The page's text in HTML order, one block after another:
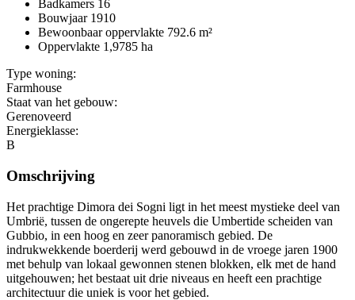
Badkamers 16
Bouwjaar 1910
Bewoonbaar oppervlakte 792.6 m²
Oppervlakte 1,9785 ha
Type woning:
Farmhouse
Staat van het gebouw:
Gerenoveerd
Energieklasse:
B
Omschrijving
Het prachtige Dimora dei Sogni ligt in het meest mystieke deel van
Umbrië, tussen de ongerepte heuvels die Umbertide scheiden van
Gubbio, in een hoog en zeer panoramisch gebied. De
indrukwekkende boerderij werd gebouwd in de vroege jaren 1900
met behulp van lokaal gewonnen stenen blokken, elk met de hand
uitgehouwen; het bestaat uit drie niveaus en heeft een prachtige
architectuur die uniek is voor het gebied.